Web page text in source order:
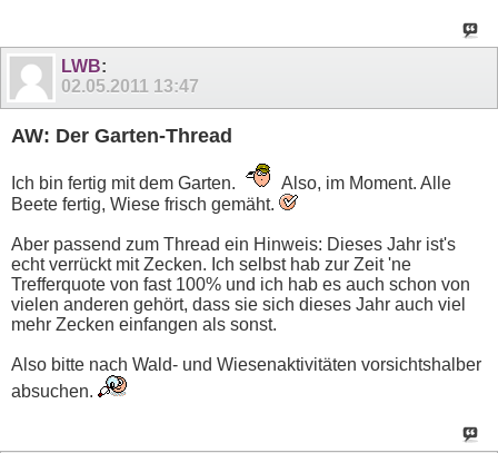
LWB:
02.05.2011 13:47
AW: Der Garten-Thread
Ich bin fertig mit dem Garten.
Also, im Moment. Alle
Beete fertig, Wiese frisch gemäht.
Aber passend zum Thread ein Hinweis: Dieses Jahr ist's
echt verrückt mit Zecken. Ich selbst hab zur Zeit 'ne
Trefferquote von fast 100% und ich hab es auch schon von
vielen anderen gehört, dass sie sich dieses Jahr auch viel
mehr Zecken einfangen als sonst.
Also bitte nach Wald- und Wiesenaktivitäten vorsichtshalber
absuchen.